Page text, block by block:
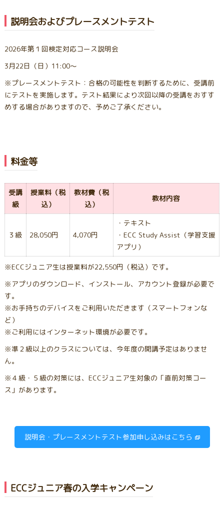
説明会およびプレースメントテスト
2026年第１回検定対応コース説明会
3月22日（日）11:00〜
※プレースメントテスト：合格の可能性を判断するために、受講前
にテストを実施します。テスト結果により次回以降の受講をおすす
めする場合がありますので、予めご了承ください。
料金等
受講
級
授業料（税
込）
教材費（税
込）
教材内容
３級 28,050円 4,070円
・テキスト
・ECC Study Assist（学習支援
アプリ）
※ECCジュニア生は授業料が22,550円（税込）です。
※アプリのダウンロード、インストール、アカウント登録が必要で
す。
※お手持ちのデバイスをご利用いただきます（スマートフォンな
ど）
※ご利用にはインターネット環境が必要です。
※準２級以上のクラスについては、今年度の開講予定はありませ
ん。
※４級・５級の対策には、ECCジュニア生対象の「直前対策コー
ス」があります。
説明会・プレースメントテスト参加申し込みはこちら
ECCジュニア春の入学キャンペーン